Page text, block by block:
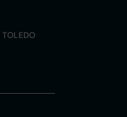
TOLEDO